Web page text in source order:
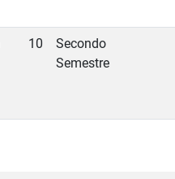
10
Secondo
Semestre